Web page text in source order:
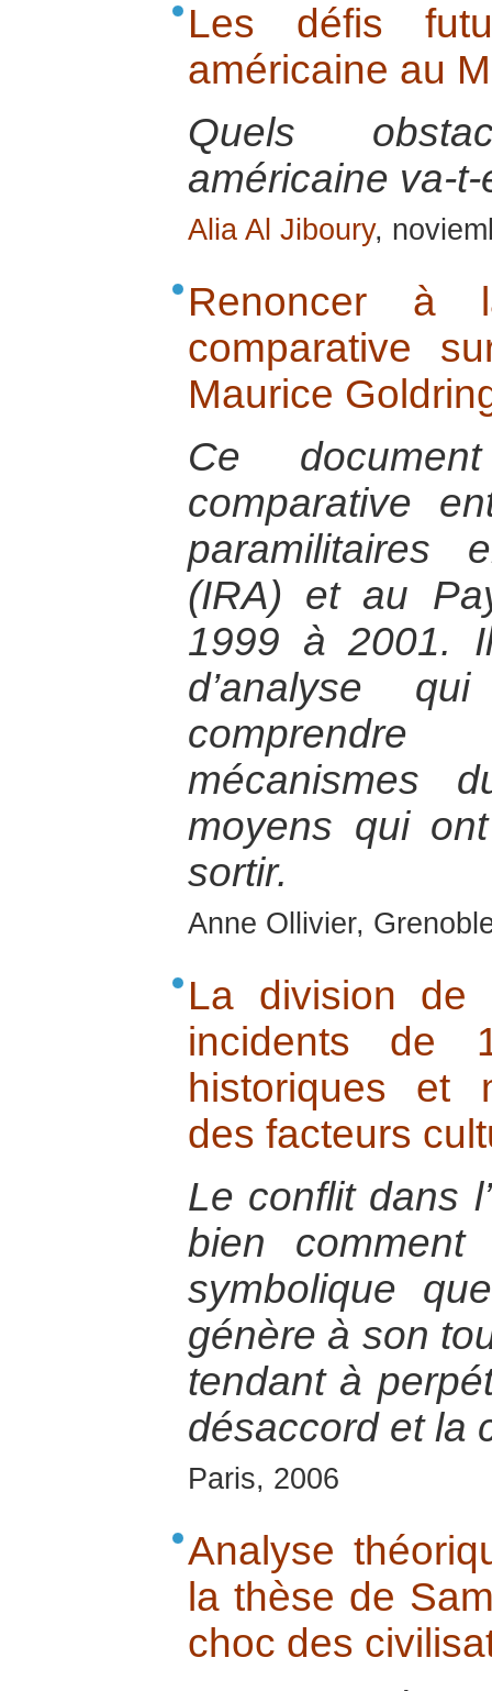
Les défis
américaine au
Quels
américaine va-
Alia Al Jiboury,
Renoncer à
comparative
Maurice
Ce
comparative
paramilitaires
(IRA) et au
1999 à 2001.
d’analyse
mécanismes
moyens qui
sortir.
Anne Ollivier,
La division de
incidents de
historiques et
des facteurs
Le conflit dans
bien comment
symbolique
génère à son
tendant à
désaccord et la
Paris, 2006
Analyse
la thèse de
choc des